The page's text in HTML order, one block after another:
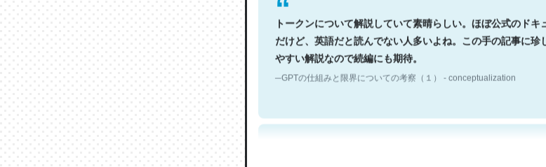
トークンについて解説していて素晴らしい。ほぼ公式のドキ
だけど、英語だと読んでない人多いよね。この手の記事に珍
やすい解説なので続編にも期待。
─GPTの仕組みと限界についての考察（１） - conceptualization